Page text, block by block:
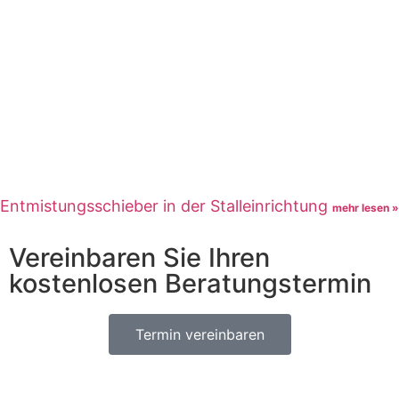
Entmistungsschieber in der Stalleinrichtung mehr lesen »
Vereinbaren Sie Ihren
kostenlosen Beratungstermin
Termin vereinbaren